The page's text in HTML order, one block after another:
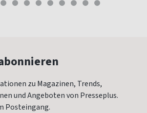
zu Magazinen, Trends,
und Angeboten von Presseplus.
Posteingang.